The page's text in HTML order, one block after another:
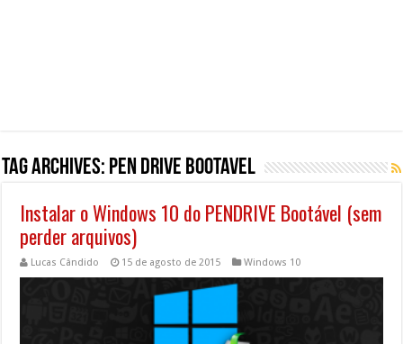
Tag Archives: pen drive bootavel
Instalar o Windows 10 do PENDRIVE Bootável (sem
perder arquivos)
Lucas Cândido 15 de agosto de 2015 Windows 10